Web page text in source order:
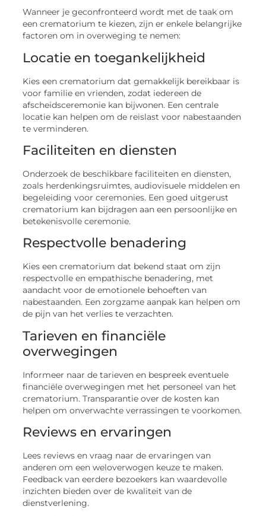
Wanneer je geconfronteerd wordt met de taak om
een crematorium te kiezen, zijn er enkele belangrijke
factoren om in overweging te nemen:
Locatie en toegankelijkheid
Kies een crematorium dat gemakkelijk bereikbaar is
voor familie en vrienden, zodat iedereen de
afscheidsceremonie kan bijwonen. Een centrale
locatie kan helpen om de reislast voor nabestaanden
te verminderen.
Faciliteiten en diensten
Onderzoek de beschikbare faciliteiten en diensten,
zoals herdenkingsruimtes, audiovisuele middelen en
begeleiding voor ceremonies. Een goed uitgerust
crematorium kan bijdragen aan een persoonlijke en
betekenisvolle ceremonie.
Respectvolle benadering
Kies een crematorium dat bekend staat om zijn
respectvolle en empathische benadering, met
aandacht voor de emotionele behoeften van
nabestaanden. Een zorgzame aanpak kan helpen om
de pijn van het verlies te verzachten.
Tarieven en financiële
overwegingen
Informeer naar de tarieven en bespreek eventuele
financiële overwegingen met het personeel van het
crematorium. Transparantie over de kosten kan
helpen om onverwachte verrassingen te voorkomen.
Reviews en ervaringen
Lees reviews en vraag naar de ervaringen van
anderen om een weloverwogen keuze te maken.
Feedback van eerdere bezoekers kan waardevolle
inzichten bieden over de kwaliteit van de
dienstverlening.